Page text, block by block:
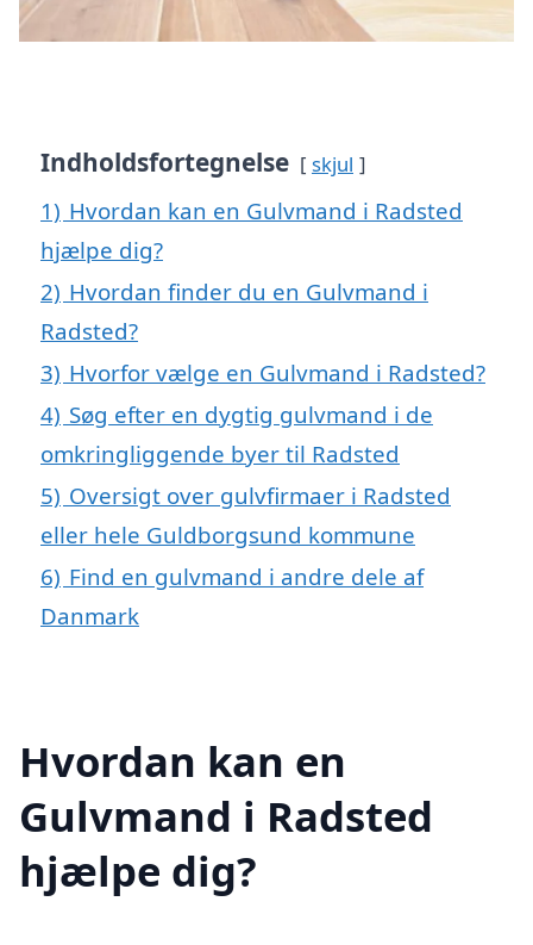
Indholdsfortegnelse skjul
1) Hvordan kan en Gulvmand i Radsted
hjælpe dig?
2) Hvordan finder du en Gulvmand i
Radsted?
3) Hvorfor vælge en Gulvmand i Radsted?
4) Søg efter en dygtig gulvmand i de
omkringliggende byer til Radsted
5) Oversigt over gulvfirmaer i Radsted
eller hele Guldborgsund kommune
6) Find en gulvmand i andre dele af
Danmark
Hvordan kan en
Gulvmand i Radsted
hjælpe dig?